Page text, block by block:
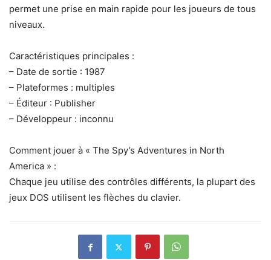
permet une prise en main rapide pour les joueurs de tous
niveaux.
Caractéristiques principales :
– Date de sortie : 1987
– Plateformes : multiples
– Éditeur : Publisher
– Développeur : inconnu
Comment jouer à « The Spy’s Adventures in North
America » :
Chaque jeu utilise des contrôles différents, la plupart des
jeux DOS utilisent les flèches du clavier.